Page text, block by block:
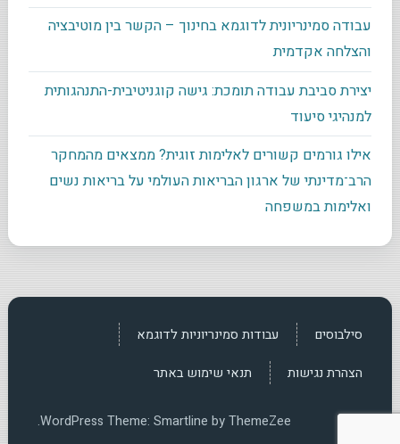
עבודה סמינריונית לדוגמא בחינוך – הקשר בין מוטיבציה
והצלחה אקדמית
יצירת סביבת עבודה תומכת: גישה קוגניטיבית-התנהגותית
למנהיגי סיעוד
אילו גורמים קשורים לאלימות זוגית? ממצאים מהמחקר
הרב־מדינתי של ארגון הבריאות העולמי על בריאות נשים
ואלימות במשפחה
סילבוסים עבודות סמינריוניות לדוגמא
הצהרת נגישות תנאי שימוש באתר
WordPress Theme: Smartline by ThemeZee.